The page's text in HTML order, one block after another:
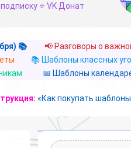
⭐ VK Донат
📚 📢 Разговоры о
📚 Шаблоны классных
📅 Шаблоны
«Как покупать